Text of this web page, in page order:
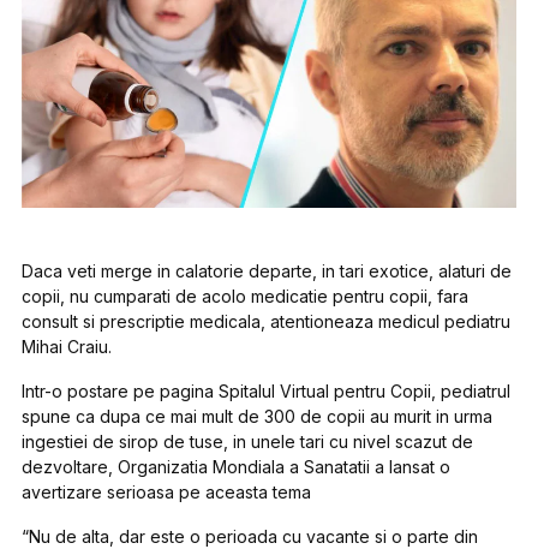
Daca veti merge in calatorie departe, in tari exotice, alaturi de
copii, nu cumparati de acolo medicatie pentru copii, fara
consult si prescriptie medicala, atentioneaza medicul pediatru
Mihai Craiu.
Intr-o postare pe pagina Spitalul Virtual pentru Copii, pediatrul
spune ca dupa ce mai mult de 300 de copii au murit in urma
ingestiei de sirop de tuse, in unele tari cu nivel scazut de
dezvoltare, Organizatia Mondiala a Sanatatii a lansat o
avertizare serioasa pe aceasta tema
“Nu de alta, dar este o perioada cu vacante si o parte din